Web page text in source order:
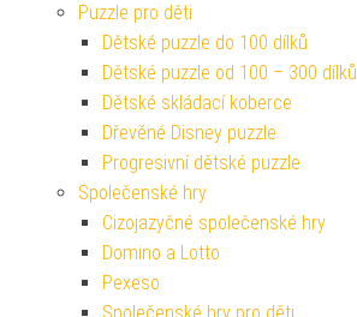
Puzzle pro děti
Dětské puzzle do 100 dílků
Dětské puzzle od 100 – 300 dílků
Dětské skládací koberce
Dřevěné Disney puzzle
Progresivní dětské puzzle
Společenské hry
Cizojazyčné společenské hry
Domino a Lotto
Pexeso